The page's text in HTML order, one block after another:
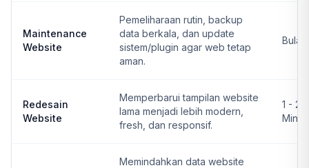
Maintenance
Website
Pemeliharaan rutin, backup
data berkala, dan update
sistem/plugin agar web tetap
aman.
Redesain
Website
Memperbarui tampilan website
lama menjadi lebih modern,
fresh, dan responsif.
1 - 2
Memindahkan data website